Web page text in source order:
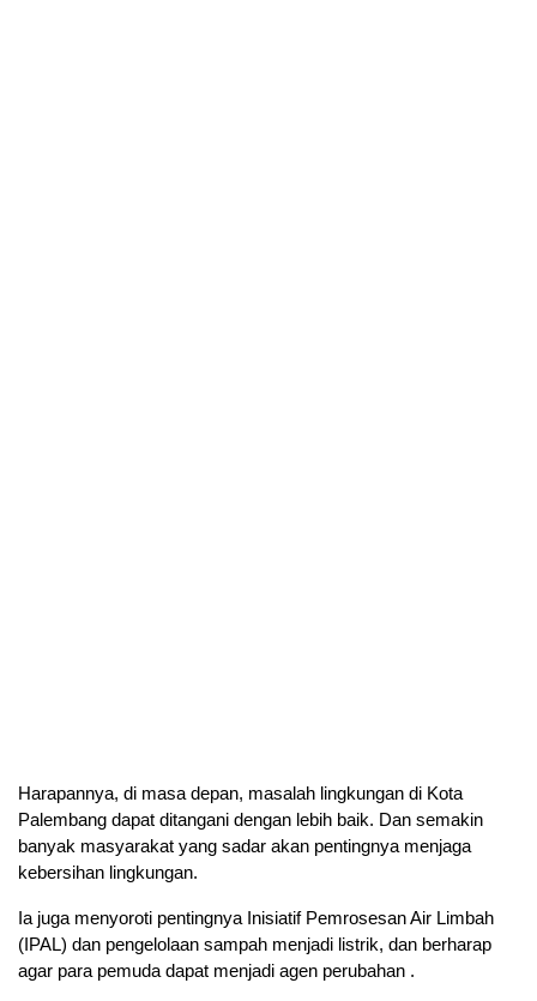
Harapannya, di masa depan, masalah lingkungan di Kota
Palembang dapat ditangani dengan lebih baik. Dan semakin
banyak masyarakat yang sadar akan pentingnya menjaga
kebersihan lingkungan.
Ia juga menyoroti pentingnya Inisiatif Pemrosesan Air Limbah
(IPAL) dan pengelolaan sampah menjadi listrik, dan berharap
agar para pemuda dapat menjadi agen perubahan .